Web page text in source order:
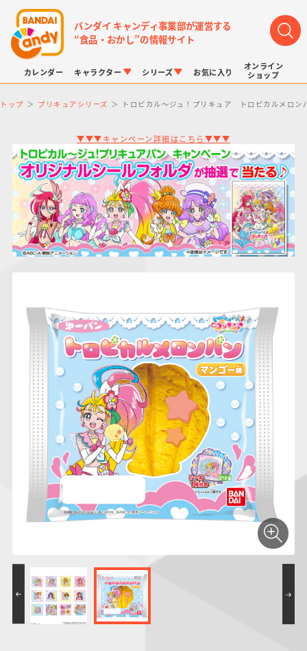
バンダイ キャンディ事業部が運営する
“食品・おかし”の情報サイト
カレンダー キャラクター
LINK TRAVELERS
仮面ライダーシリー
ズ
PROJECT R.E.D.・
スーパー戦隊シリー
ズ
プリキュアシリーズ
ガンダムシリーズ
ポケットモンスター
ドラゴンボール
アンパンマン
サンリオキャラクタ
ーズ
シリーズ
チョコボックス
キャラパキ
つりグミ
チョコサプ
にふぉるめーしょん
＆スクエアシール
SMPシリーズ
ポケモンキッズ
ポケモンスケールワ
ールド
キャラデコ
お気に入り
オンライン
ショップ
トップ プリキュアシリーズ トロピカル～ジュ！プリキュア トロピカルメロ
▼▼▼キャンペーン詳細はこちら▼▼▼